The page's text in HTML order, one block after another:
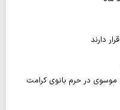
دارند
موسوی در حرم بانوی کرامت